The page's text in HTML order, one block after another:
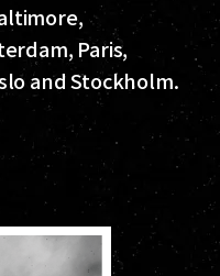
Paris,
and Stockholm.